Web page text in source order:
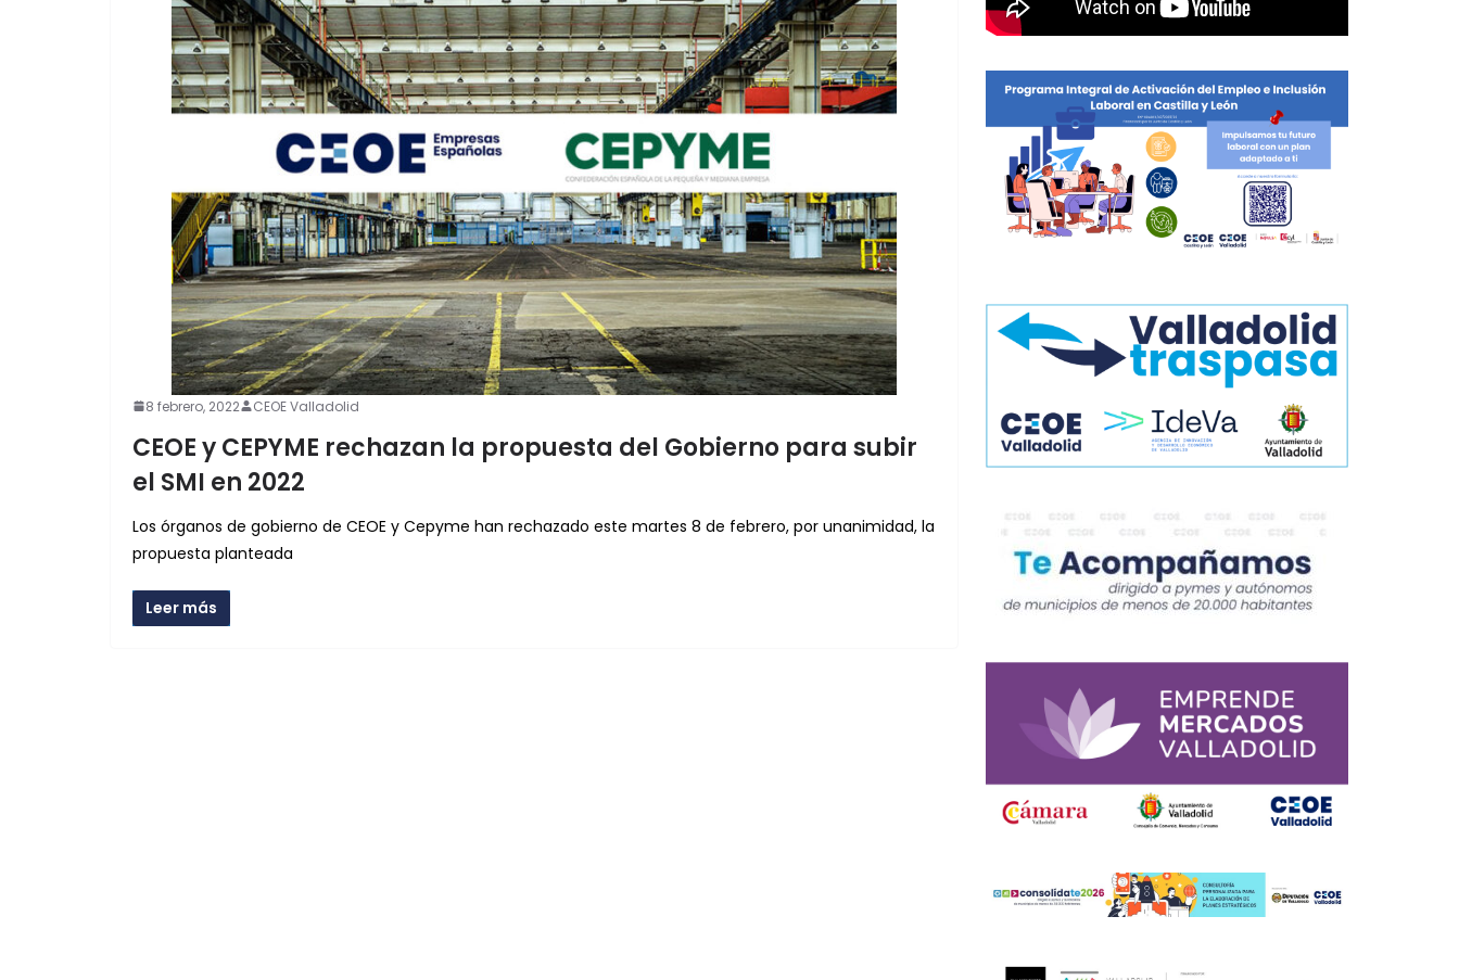
8 febrero, 2022 CEOE Valladolid
CEOE y CEPYME rechazan la propuesta del Gobierno para subir
el SMI en 2022
Los órganos de gobierno de CEOE y Cepyme han rechazado este martes 8 de febrero, por unanimidad, la
propuesta planteada
Leer más